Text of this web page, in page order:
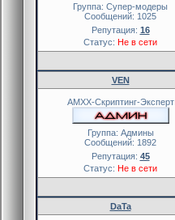
Группа: Cупер-модеры
Сообщений: 1025
Репутация: 16
Статус: Не в сети
VEN
AMXX-Скриптинг-Эксперт
Группа: Админы
Сообщений: 1892
Репутация: 45
Статус: Не в сети
DaTa